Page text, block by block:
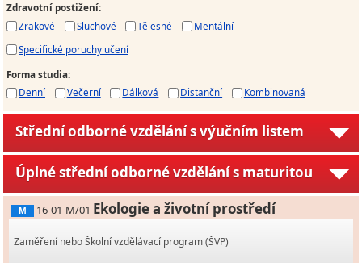
Zdravotní postižení:
Zrakové
Sluchové Tělesné
Mentální
Specifické poruchy učení
Forma studia:
Denní
Večerní Dálková Distanční Kombinovaná
Střední odborné vzdělání s výučním listem
Úplné střední odborné vzdělání s maturitou
M 16-01-M/01 Ekologie a životní prostředí
Zaměření nebo Školní vzdělávací program (ŠVP)